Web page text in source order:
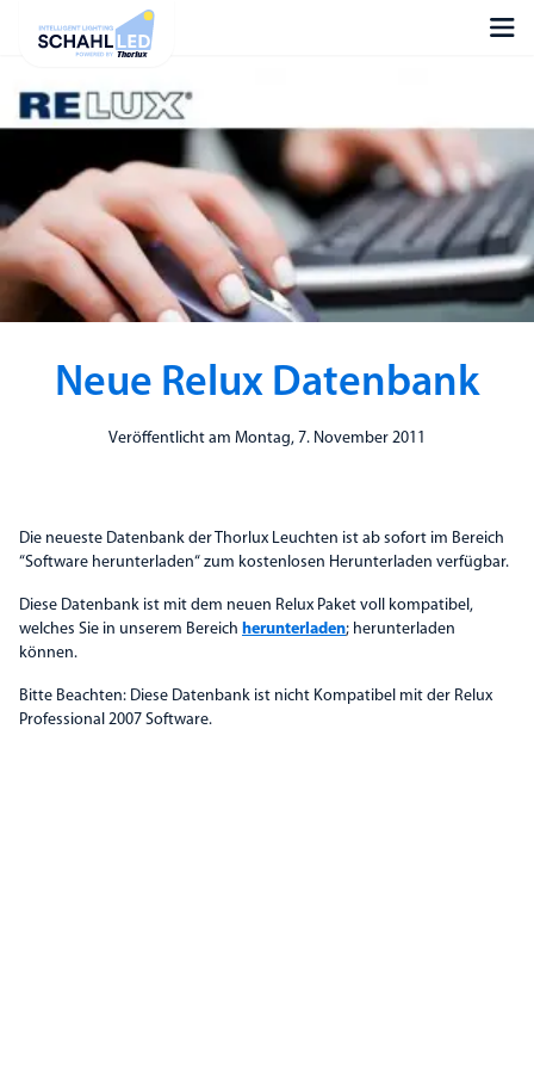
Neue Relux Datenbank
Veröffentlicht am Montag, 7. November 2011
Die neueste Datenbank der Thorlux Leuchten ist ab sofort im Bereich
“Software herunterladen“ zum kostenlosen Herunterladen verfügbar.
Diese Datenbank ist mit dem neuen Relux Paket voll kompatibel,
welches Sie in unserem Bereich herunterladen; herunterladen
können.
Bitte Beachten: Diese Datenbank ist nicht Kompatibel mit der Relux
Professional 2007 Software.